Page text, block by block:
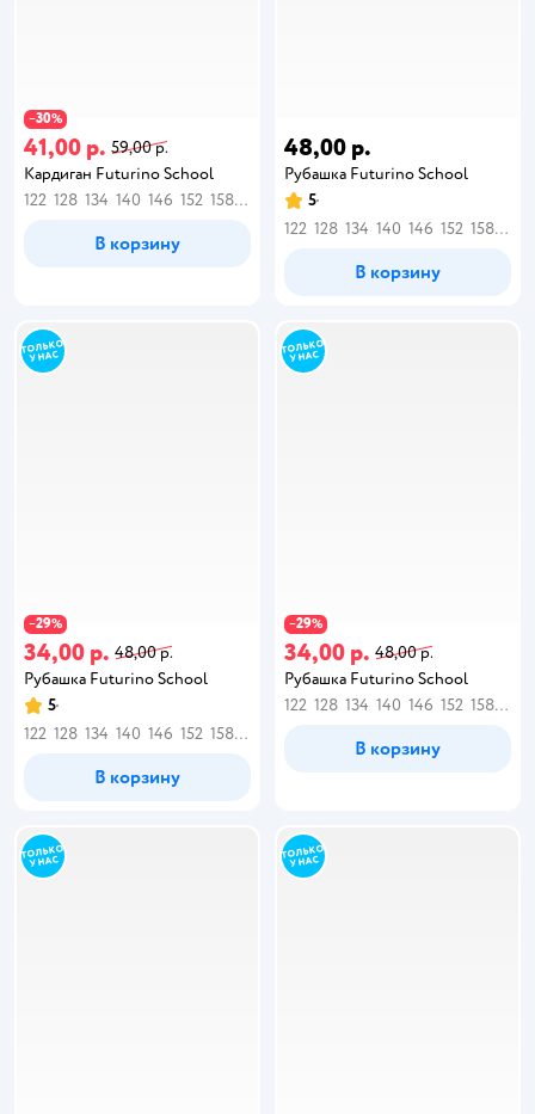
−30%
41,00 р. 59,00 р.
Кардиган Futurino School
122 128 134 140 146 152 158 164
В корзину
48,00 р.
Рубашка Futurino School
5
122 128 134 140 146 152 158 164
В корзину
−29%
34,00 р. 48,00 р.
Рубашка Futurino School
5
122 128 134 140 146 152 158 164
В корзину
−29%
34,00 р. 48,00 р.
Рубашка Futurino School
122 128 134 140 146 152 158 164
В корзину